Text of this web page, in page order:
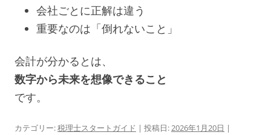
会社ごとに正解は違う
重要なのは「倒れないこと」
会計が分かるとは、
数字から未来を想像できること
です。
カテゴリー:税理士スタートガイド | 投稿日:2026年1月20日 |